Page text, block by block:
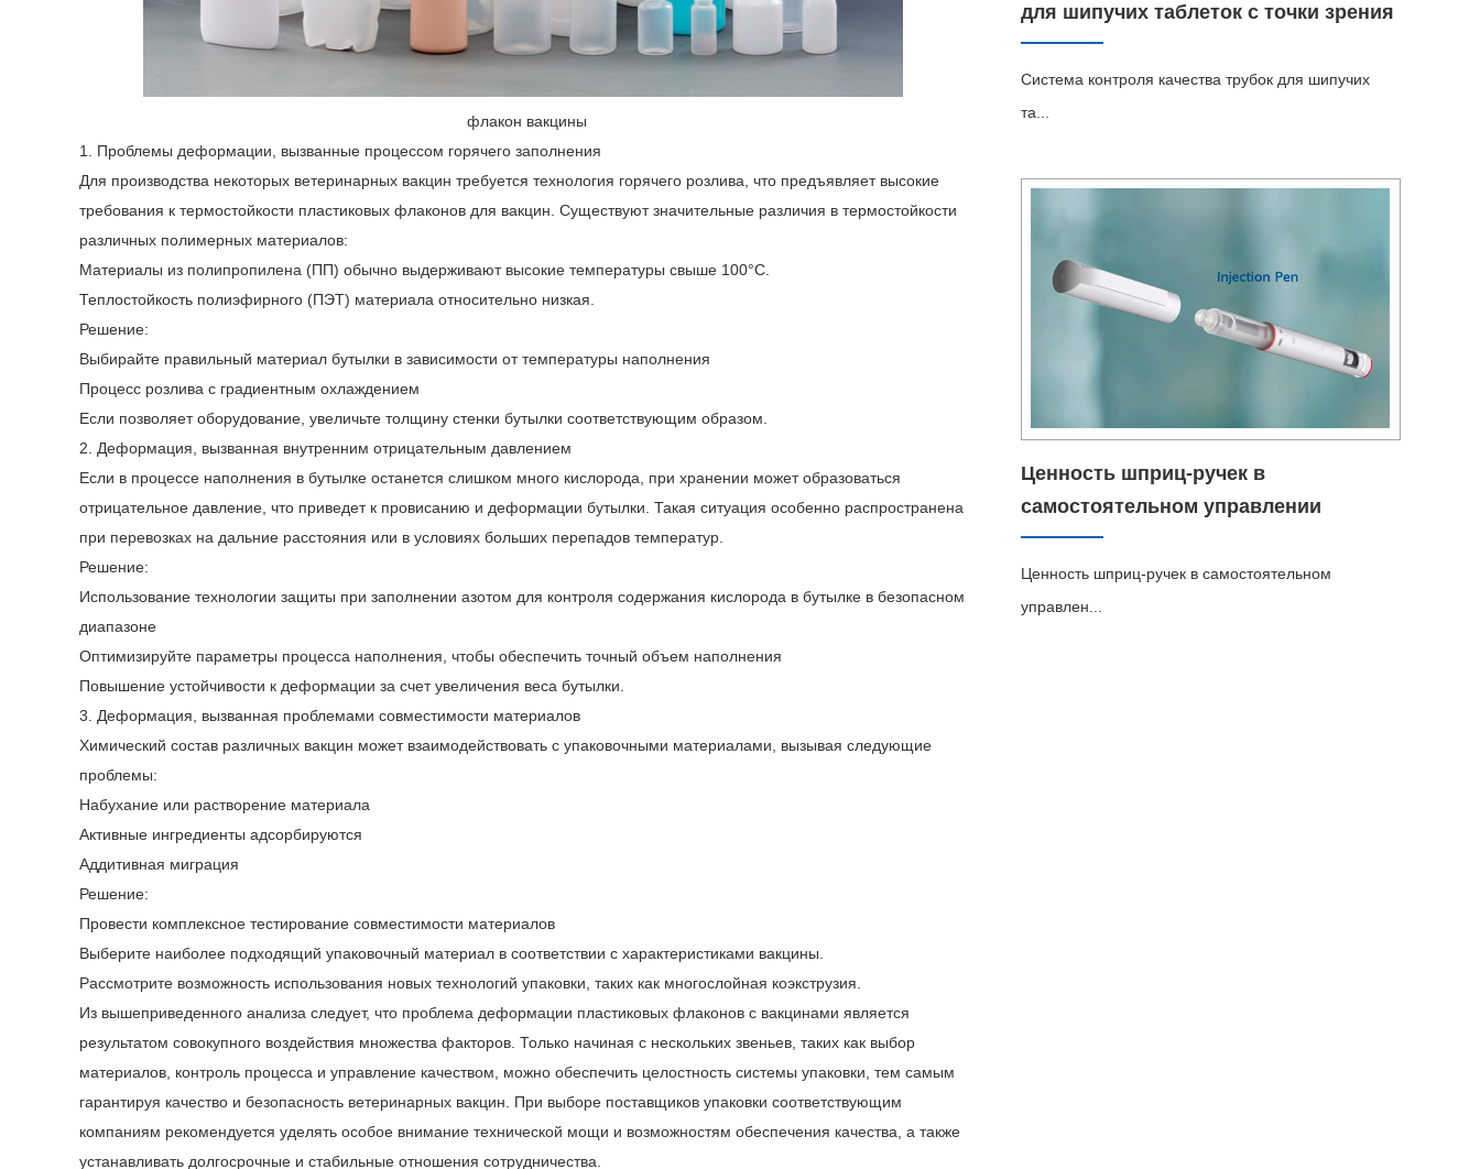
флакон вакцины
1. Проблемы деформации, вызванные процессом горячего заполнения
Для производства некоторых ветеринарных вакцин требуется технология горячего розлива, что предъявляет высокие
требования к термостойкости пластиковых флаконов для вакцин. Существуют значительные различия в термостойкости
различных полимерных материалов:
Материалы из полипропилена (ПП) обычно выдерживают высокие температуры свыше 100°C.
Теплостойкость полиэфирного (ПЭТ) материала относительно низкая.
Решение:
Выбирайте правильный материал бутылки в зависимости от температуры наполнения
Процесс розлива с градиентным охлаждением
Если позволяет оборудование, увеличьте толщину стенки бутылки соответствующим образом.
2. Деформация, вызванная внутренним отрицательным давлением
Если в процессе наполнения в бутылке останется слишком много кислорода, при хранении может образоваться
отрицательное давление, что приведет к провисанию и деформации бутылки. Такая ситуация особенно распространена
при перевозках на дальние расстояния или в условиях больших перепадов температур.
Решение:
Использование технологии защиты при заполнении азотом для контроля содержания кислорода в бутылке в безопасном
диапазоне
Оптимизируйте параметры процесса наполнения, чтобы обеспечить точный объем наполнения
Повышение устойчивости к деформации за счет увеличения веса бутылки.
3. Деформация, вызванная проблемами совместимости материалов
Химический состав различных вакцин может взаимодействовать с упаковочными материалами, вызывая следующие
проблемы:
Набухание или растворение материала
Активные ингредиенты адсорбируются
Аддитивная миграция
Решение:
Провести комплексное тестирование совместимости материалов
Выберите наиболее подходящий упаковочный материал в соответствии с характеристиками вакцины.
Рассмотрите возможность использования новых технологий упаковки, таких как многослойная коэкструзия.
Из вышеприведенного анализа следует, что проблема деформации пластиковых флаконов с вакцинами является
результатом совокупного воздействия множества факторов. Только начиная с нескольких звеньев, таких как выбор
материалов, контроль процесса и управление качеством, можно обеспечить целостность системы упаковки, тем самым
гарантируя качество и безопасность ветеринарных вакцин. При выборе поставщиков упаковки соответствующим
компаниям рекомендуется уделять особое внимание технической мощи и возможностям обеспечения качества, а также
устанавливать долгосрочные и стабильные отношения сотрудничества.
для шипучих таблеток с точки зрения
стандартов ISO
Система контроля качества трубок для шипучих
та...
Ценность шприц-ручек в
самостоятельном управлении
хроническими заболеваниями
Ценность шприц-ручек в самостоятельном
управлен...